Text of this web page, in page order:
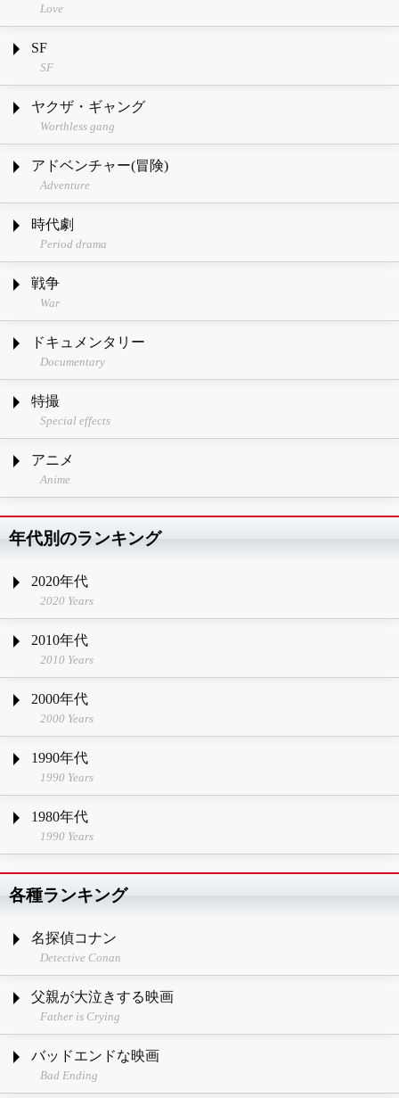
Love
SF
SF
ヤクザ・ギャング
Worthless gang
アドベンチャー(冒険)
Adventure
時代劇
Period drama
戦争
War
ドキュメンタリー
Documentary
特撮
Special effects
アニメ
Anime
年代別のランキング
2020年代
2020 Years
2010年代
2010 Years
2000年代
2000 Years
1990年代
1990 Years
1980年代
1990 Years
各種ランキング
名探偵コナン
Detective Conan
父親が大泣きする映画
Father is Crying
バッドエンドな映画
Bad Ending